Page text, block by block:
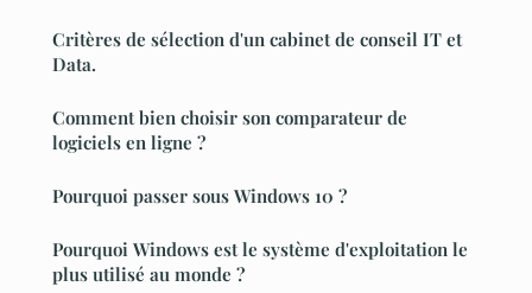
Critères de sélection d'un cabinet de conseil IT et
Data.
Comment bien choisir son comparateur de
logiciels en ligne ?
Pourquoi passer sous Windows 10 ?
Pourquoi Windows est le système d'exploitation le
plus utilisé au monde ?